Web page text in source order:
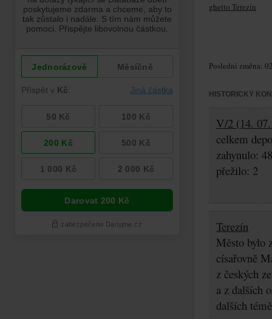
ghetto Terezín
Poslední změna:
HISTORICKÝ
V/2 (14.
celkem
zahynulo: 48
přežilo: 2
Terezín
Město bylo
císařovně
z českých
a z dalších
dalších